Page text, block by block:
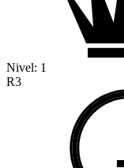
Nivel: 1
R3